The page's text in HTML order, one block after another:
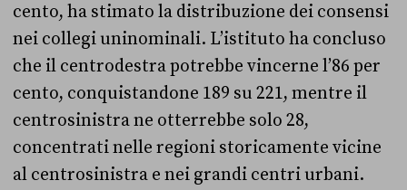
cento, ha stimato la distribuzione dei consensi
nei collegi uninominali. L’istituto ha concluso
che il centrodestra potrebbe vincerne l’86 per
cento, conquistandone 189 su 221, mentre il
centrosinistra ne otterrebbe solo 28,
concentrati nelle regioni storicamente vicine
al centrosinistra e nei grandi centri urbani.